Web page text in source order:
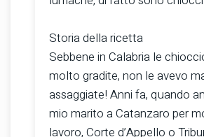
Storia della ricetta
Sebbene in Calabria le
molto gradite, non le avevo
assaggiate! Anni fa, quando
mio marito a Catanzaro per
lavoro, Corte d’Appello o